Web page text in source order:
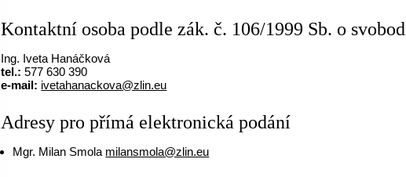
Kontaktní osoba podle zák. č. 106/1999 Sb. o
Ing. Iveta Hanáčková
tel.: 577 630 390
e-mail: ivetahanackova@zlin.eu
Adresy pro přímá elektronická podání
Mgr. Milan Smola milansmola@zlin.eu